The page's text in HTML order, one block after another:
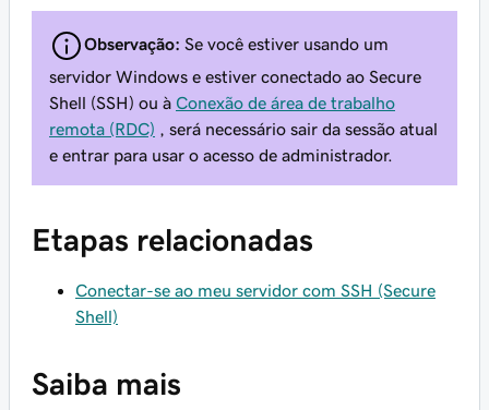
Observação: Se você estiver usando um
servidor Windows e estiver conectado ao Secure
Shell (SSH) ou à Conexão de área de trabalho
remota (RDC) , será necessário sair da sessão atual
e entrar para usar o acesso de administrador.
Etapas relacionadas
Conectar-se ao meu servidor com SSH (Secure
Shell)
Saiba mais